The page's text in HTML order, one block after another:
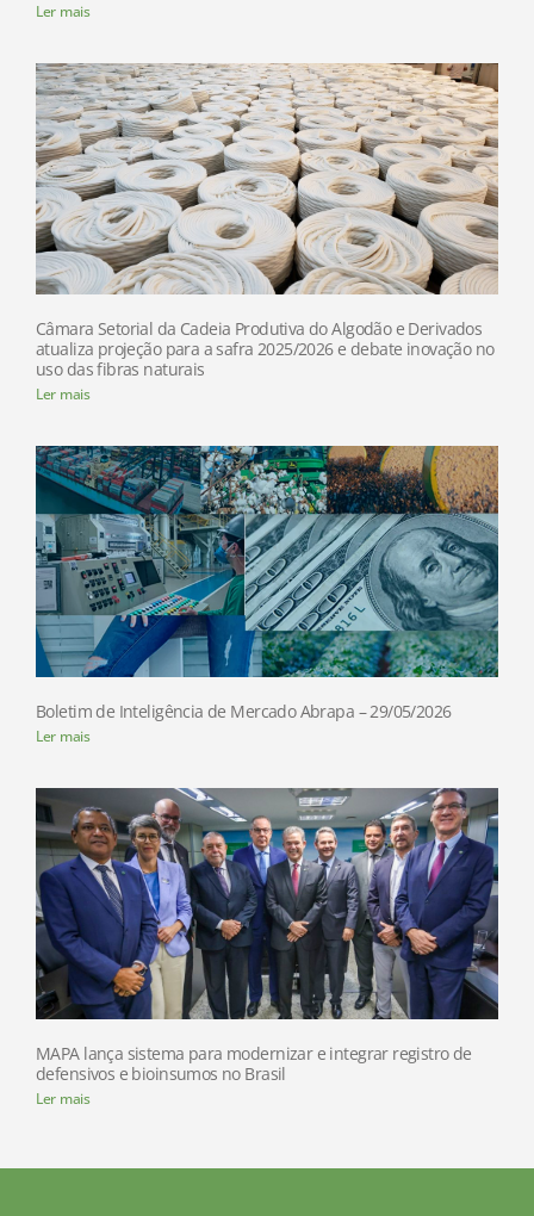
Ler mais
Câmara Setorial da Cadeia Produtiva do Algodão e Derivados
atualiza projeção para a safra 2025/2026 e debate inovação no
uso das fibras naturais
Ler mais
Boletim de Inteligência de Mercado Abrapa – 29/05/2026
Ler mais
MAPA lança sistema para modernizar e integrar registro de
defensivos e bioinsumos no Brasil
Ler mais